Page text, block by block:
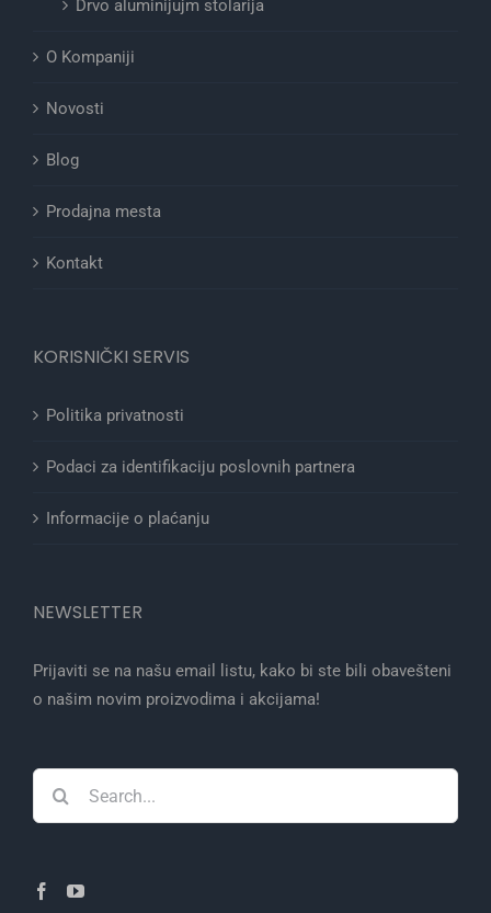
Drvo aluminijujm stolarija
O Kompaniji
Novosti
Blog
Prodajna mesta
Kontakt
KORISNIČKI SERVIS
Politika privatnosti
Podaci za identifikaciju poslovnih partnera
Informacije o plaćanju
NEWSLETTER
Prijaviti se na našu email listu, kako bi ste bili obavešteni
o našim novim proizvodima i akcijama!